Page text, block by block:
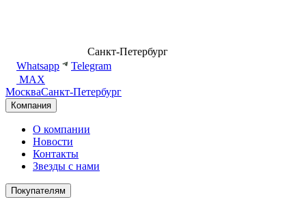
Санкт-Петербург
Whatsapp
Telegram
MAX
МоскваСанкт-Петербург
Компания
О компании
Новости
Контакты
Звезды с нами
Покупателям